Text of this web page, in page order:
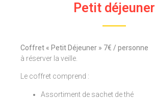
Petit déjeuner
Coffret « Petit Déjeuner » 7€ / personne
à réserver la veille.
Le coffret comprend :
Assortiment de sachet de thé